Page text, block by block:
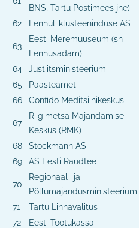
BNS, Tartu Postimees jne)
62
Lennuliiklusteeninduse AS
63
Eesti Meremuuseum (sh
Lennusadam)
64
Justiitsministeerium
65
Päästeamet
66
Confido Meditsiinikeskus
67
Riigimetsa Majandamise
Keskus (RMK)
68
Stockmann AS
69
AS Eesti Raudtee
70
Regionaal- ja
Põllumajandusministeerium
71
Tartu Linnavalitus
72
Eesti Töötukassa